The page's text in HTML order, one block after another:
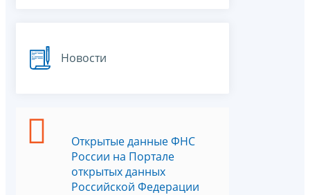
Новости
Открытые данные ФНС
России на Портале
открытых данных
Российской Федерации